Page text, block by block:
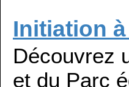
Initiation
Découvrez
et du Parc